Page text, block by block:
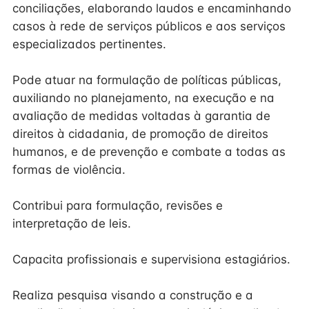
conciliações, elaborando laudos e encaminhando
casos à rede de serviços públicos e aos serviços
especializados pertinentes.
Pode atuar na formulação de políticas públicas,
auxiliando no planejamento, na execução e na
avaliação de medidas voltadas à garantia de
direitos à cidadania, de promoção de direitos
humanos, e de prevenção e combate a todas as
formas de violência.
Contribui para formulação, revisões e
interpretação de leis.
Capacita profissionais e supervisiona estagiários.
Realiza pesquisa visando a construção e a